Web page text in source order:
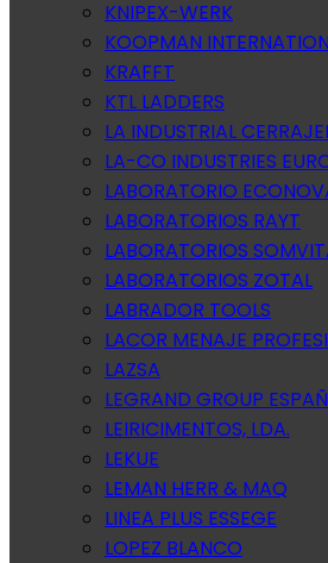
KNIPEX-WERK
KOOPMAN
KRAFFT
KTL LADDERS
LA INDUSTRIAL
LA-CO INDUSTRIES
LABORATORIO
LABORATORIOS RAYT
LABORATORIOS
LABORATORIOS ZOTAL
LABRADOR TOOLS
LACOR MENAJE
LAZSA
LEGRAND GROUP
LEIRICIMENTOS, LDA.
LEKUE
LEMAN HERR & MAQ
LINEA PLUS ESSEGE
LOPEZ BLANCO